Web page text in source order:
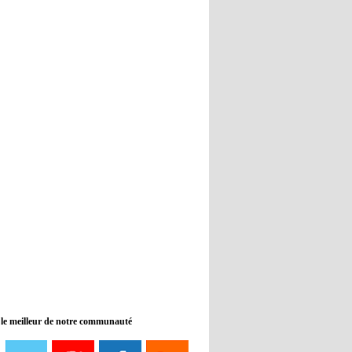
08:21 - 2022/11/08
Liverpool mis en vente par son
meilleur de notre communauté